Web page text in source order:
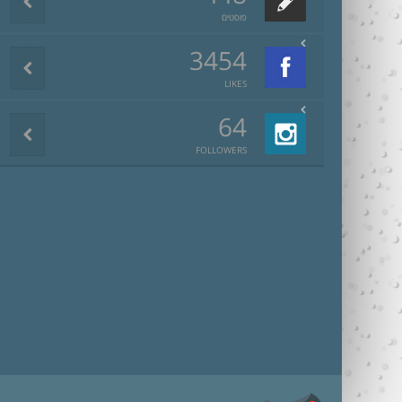
פוסטים
3454
LIKES
64
FOLLOWERS